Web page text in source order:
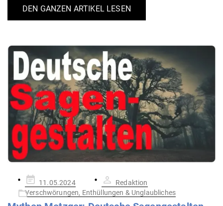
DEN GANZEN ARTIKEL LESEN
Gepostet
am
11.05.2024
Redaktion
Verschwörungen, Enthüllungen & Unglaubliches